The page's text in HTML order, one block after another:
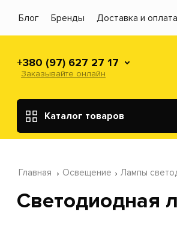
Блог Бренды Доставка и оплата
+380 (97) 627 27 17
Заказывайте онлайн
Каталог товаров
Главная Освещение Лампы
Cветодиодная